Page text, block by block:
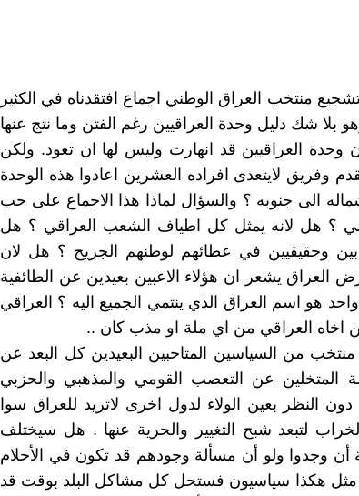
منتخب العراق الوطني اجماع افتقدناه في الكثير
بلا شك دليل وحدة العراقيين رغم الفتن وما نتج عنها
وحدة العراقيين قد انهارت وليس لها ان تعود. ولكن
وفريق لايتعدى افراده العشرين اعادوا هذه الوحدة
الى جنوبه ؟ والسؤال لماذا هذا الاجماع على حب
؟ هل لانه يمثل كل اطياف الشعب العراقي ؟ هل
وحقيقيين في عطائهم لوطنهم الجريح ؟ هل لان
يشعر ان هؤلاء الاعبين بعيدين عن الطائفية
هو اسم العراق الذي ينتمي الجميع اليه ؟ العراقي
اخاه العراقي من اي ملة او مذب كان ..
منتخب من السياسين المتاحبين البعيدين كل البعد عن
المتخلين عن التعصب القومي والمذهبي والحزبي
دون النظر بعين الولاء لدول اخرى لاتريد للعراق سوا
لتبعد شبح التغيير والحرية عنها . هل سيختلف
أن وجدوا ولو أن مسألة وجودهم قد تكون في الأحلام
مثل هكذا سياسيون فستحل كل مشاكل البلد بوقت قد